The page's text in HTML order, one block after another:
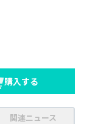
購入する
関連ニュース